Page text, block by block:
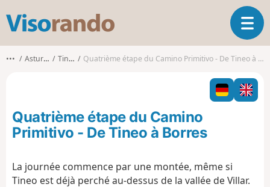
s
o
o
O
u
i
r
l
g
••• Asturies Tineo Quatrième étape du Camino Primitivo - De Tineo à Borres
Quatrième étape du Camino
Primitivo - De Tineo à Borres
La journée commence par une montée, même si
Tineo est déjà perché au-dessus de la vallée de Villar.